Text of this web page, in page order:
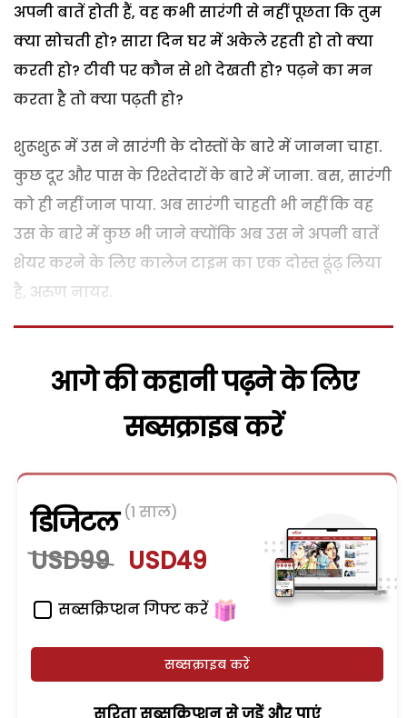
अपनी बातें होती हैं, वह कभी सारंगी से नहीं पूछता कि तुम
क्या सोचती हो? सारा दिन घर में अकेले रहती हो तो क्या
करती हो? टीवी पर कौन से शो देखती हो? पढ़ने का मन
करता है तो क्या पढ़ती हो?
शुरूशुरू में उस ने सारंगी के दोस्तों के बारे में जानना चाहा.
कुछ दूर और पास के रिश्तेदारों के बारे में जाना. बस, सारंगी
को ही नहीं जान पाया. अब सारंगी चाहती भी नहीं कि वह
उस के बारे में कुछ भी जाने क्योंकि अब उस ने अपनी बातें
शेयर करने के लिए कालेज टाइम का एक दोस्त ढूंढ़ लिया
है, अरुण नायर.
आगे की कहानी पढ़ने के लिए
सब्सक्राइब करें
डिजिटल (1 साल)
USD99 USD49
सब्सक्रिप्शन गिफ्ट करें
सब्सक्राइब करें
सरिता सब्सक्रिप्शन से जुड़ेें और पाएं